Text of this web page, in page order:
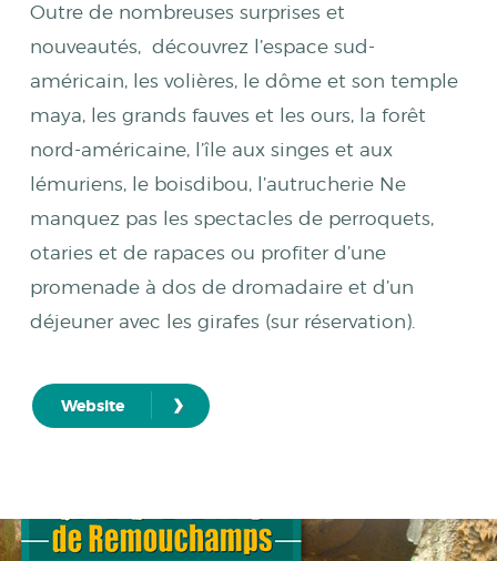
Outre de nombreuses surprises et
nouveautés, découvrez l’espace sud-
américain, les volières, le dôme et son temple
maya, les grands fauves et les ours, la forêt
nord-américaine, l’île aux singes et aux
lémuriens, le boisdibou, l’autrucherie Ne
manquez pas les spectacles de perroquets,
otaries et de rapaces ou profiter d’une
promenade à dos de dromadaire et d’un
déjeuner avec les girafes (sur réservation).
Website ›